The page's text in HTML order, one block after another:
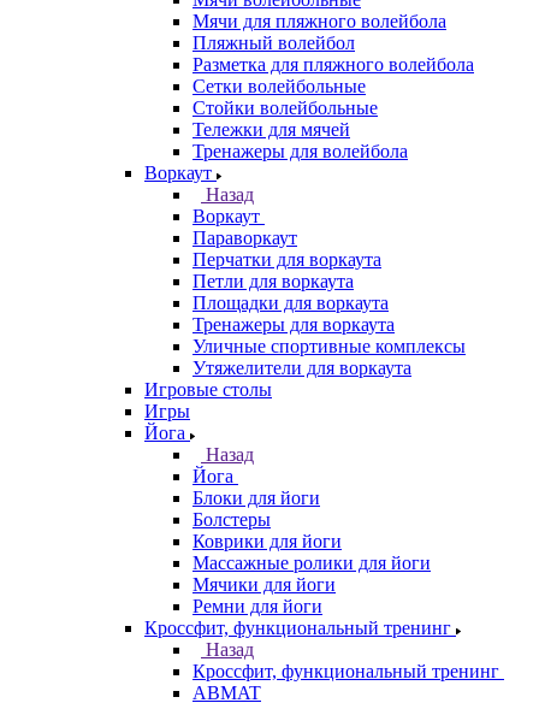
Мячи для пляжного волейбола
Пляжный волейбол
Разметка для пляжного волейбола
Сетки волейбольные
Стойки волейбольные
Тележки для мячей
Тренажеры для волейбола
Воркаут
Назад
Воркаут
Параворкаут
Перчатки для воркаута
Петли для воркаута
Площадки для воркаута
Тренажеры для воркаута
Уличные спортивные комплексы
Утяжелители для воркаута
Игровые столы
Игры
Йога
Назад
Йога
Блоки для йоги
Болстеры
Коврики для йоги
Массажные ролики для йоги
Мячики для йоги
Ремни для йоги
Кроссфит, функциональный тренинг
Назад
Кроссфит, функциональный тренинг
ABMAT